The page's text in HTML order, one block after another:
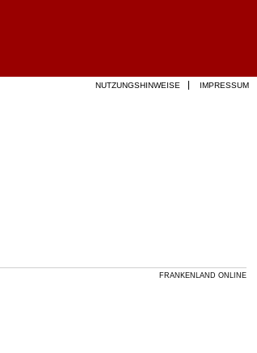
FRANKENLAND ONLINE
NUTZUNGSHINWEISE
IMPRESSUM